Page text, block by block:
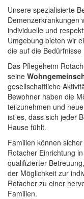
Unsere spezialisierte
Demenzerkrankungen
individuelle und
Umgebung bieten wir
die auf die
Das Pflegeheim
seine
gesellschaftliche
Bewohner haben die
teilzunehmen und
ist es, dass sich jeder
Hause fühlt.
Familien können
Rotacher Einrichtung
qualifizierter
der Möglichkeit zur
Rotacher zu einer
Familien.